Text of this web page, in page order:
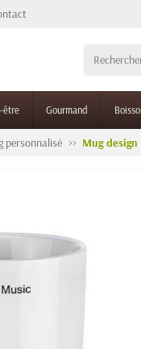
être Gourmand
personnalisé Mug